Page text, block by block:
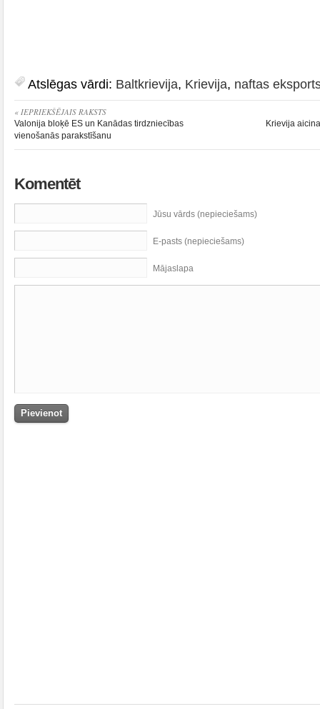
Atslēgas vārdi: Baltkrievija, Krievija, naftas
« IEPRIEKŠĒJAIS RAKSTS
Valonija bloķē ES un Kanādas tirdzniecības
vienošanās parakstīšanu
Krievija
Komentēt
Jūsu vārds (nepieciešams)
E-pasts (nepieciešams)
Mājaslapa